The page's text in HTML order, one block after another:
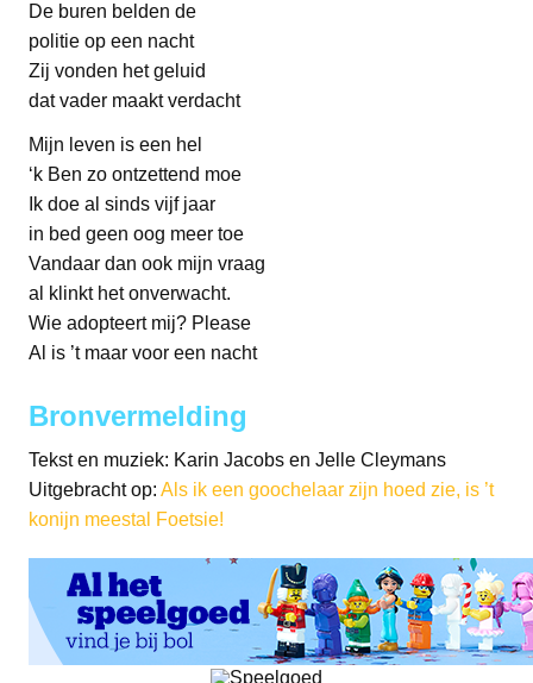
De buren belden de
politie op een nacht
Zij vonden het geluid
dat vader maakt verdacht
Mijn leven is een hel
‘k Ben zo ontzettend moe
Ik doe al sinds vijf jaar
in bed geen oog meer toe
Vandaar dan ook mijn vraag
al klinkt het onverwacht.
Wie adopteert mij? Please
Al is ’t maar voor een nacht
Bronvermelding
Tekst en muziek: Karin Jacobs en Jelle Cleymans
Uitgebracht op: Als ik een goochelaar zijn hoed zie, is ’t
konijn meestal Foetsie!